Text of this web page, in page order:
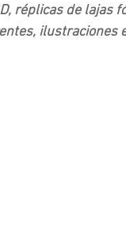
réplicas de lajas
ilustraciones